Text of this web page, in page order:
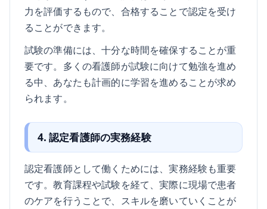
力を評価するもので、合格することで認定を受け
ることができます。
試験の準備には、十分な時間を確保することが重
要です。多くの看護師が試験に向けて勉強を進め
る中、あなたも計画的に学習を進めることが求め
られます。
4. 認定看護師の実務経験
認定看護師として働くためには、実務経験も重要
です。教育課程や試験を経て、実際に現場で患者
のケアを行うことで、スキルを磨いていくことが